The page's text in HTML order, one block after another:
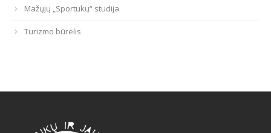
Mažųjų „Sportukų“ studija
Turizmo būrelis